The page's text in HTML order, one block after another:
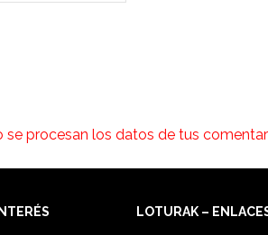
se procesan los datos de tus
LOTURAK –